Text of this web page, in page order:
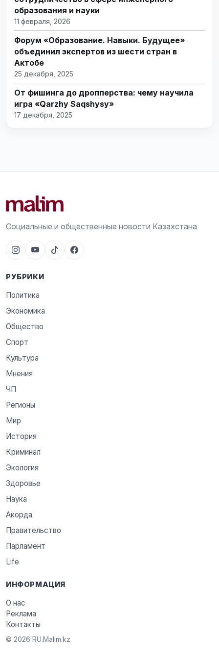
образования и науки
11 февраля, 2026
Форум «Образование. Навыки. Будущее»
объединил экспертов из шести стран в
Актобе
25 декабря, 2025
От фишинга до дропперства: чему научила
игра «Qarzhy Saqshysy»
17 декабря, 2025
Социальные и общественные новости Казахстана
РУБРИКИ
Политика
Экономика
Общество
Спорт
Культура
Мнения
ЧП
Регионы
Мир
История
Криминал
Экология
Здоровье
Наука
Акорда
Правительство
Парламент
Life
ИНФОРМАЦИЯ
О нас
Реклама
Контакты
© 2026 RU.Malim.kz